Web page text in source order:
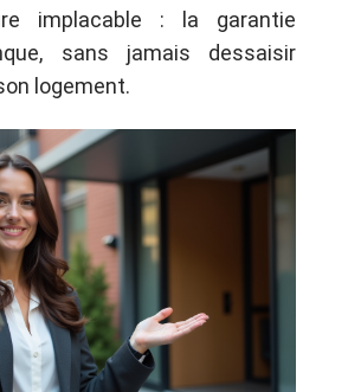
implacable : la garantie
sans jamais dessaisir
logement.